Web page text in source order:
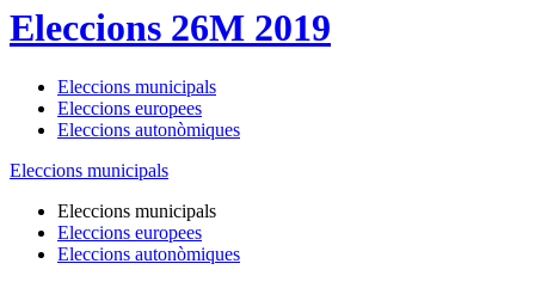
Eleccions 26M 2019
Eleccions municipals
Eleccions europees
Eleccions autonòmiques
Eleccions municipals
Eleccions municipals
Eleccions europees
Eleccions autonòmiques